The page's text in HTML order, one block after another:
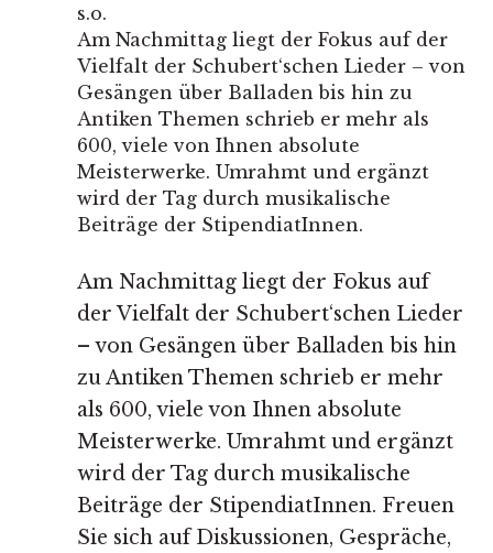
s.o.
Am Nachmittag liegt der Fokus auf der
Vielfalt der Schubert‘schen Lieder – von
Gesängen über Balladen bis hin zu
Antiken Themen schrieb er mehr als
600, viele von Ihnen absolute
Meisterwerke. Umrahmt und ergänzt
wird der Tag durch musikalische
Beiträge der StipendiatInnen.
Am Nachmittag liegt der Fokus auf
der Vielfalt der Schubert‘schen Lieder
– von Gesängen über Balladen bis hin
zu Antiken Themen schrieb er mehr
als 600, viele von Ihnen absolute
Meisterwerke. Umrahmt und ergänzt
wird der Tag durch musikalische
Beiträge der StipendiatInnen. Freuen
Sie sich auf Diskussionen, Gespräche,